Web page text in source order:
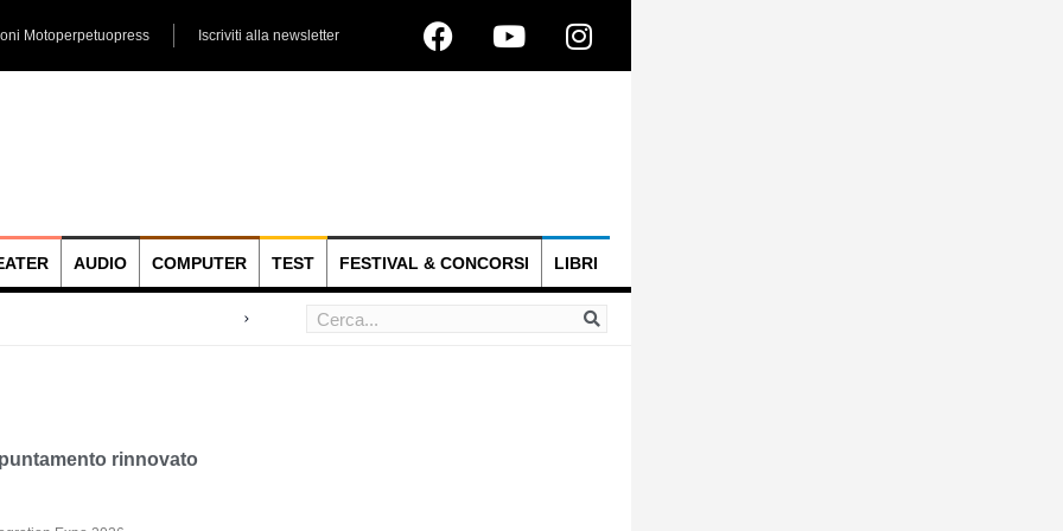
Motoperpetuopress Iscriviti alla newsletter
AUDIO COMPUTER TEST FESTIVAL & CONCORSI LIBRI
rinnovato